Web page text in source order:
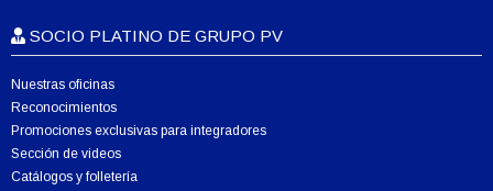
SOCIO PLATINO DE GRUPO PV
Nuestras oficinas
Reconocimientos
Promociones exclusivas para integradores
Sección de videos
Catálogos y folletería